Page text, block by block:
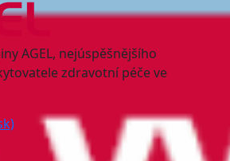
AGEL, nejúspěšnějšího
zdravotní péče ve